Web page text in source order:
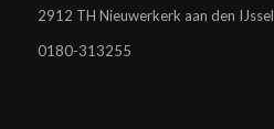
2912 TH Nieuwerkerk aan den IJssel
0180-313255